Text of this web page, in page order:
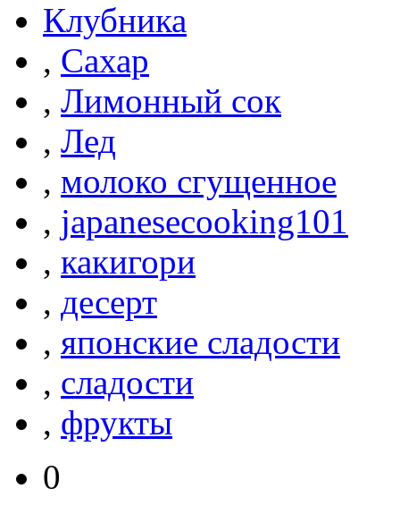
Клубника
, Сахар
, Лимонный сок
, Лед
, молоко сгущенное
, japanesecooking101
, какигори
, десерт
, японские сладости
, сладости
, фрукты
0